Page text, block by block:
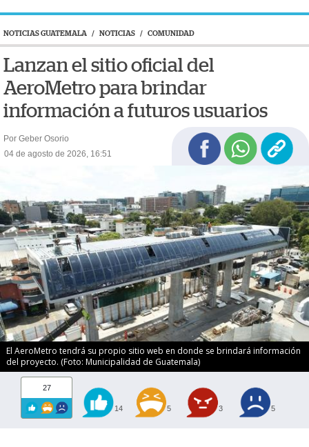
NOTICIAS GUATEMALA / NOTICIAS / COMUNIDAD
Lanzan el sitio oficial del
AeroMetro para brindar
información a futuros usuarios
Por Geber Osorio
04 de agosto de 2026, 16:51
El AeroMetro tendrá su propio sitio web en donde se brindará información
del proyecto. (Foto: Municipalidad de Guatemala)
27
14 5 3 5